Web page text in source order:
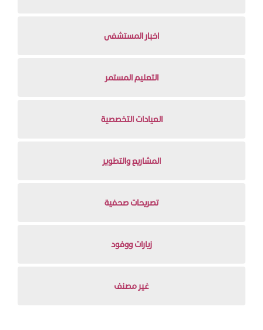
اخبار المستشفى
التعليم المستمر
العيادات التخصصية
المشاريع والتطوير
تصريحات صحفية
زيارات ووفود
غير مصنف